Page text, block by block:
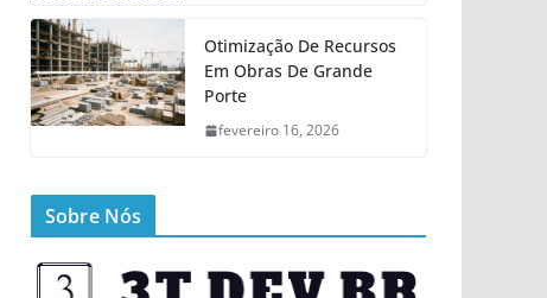
Otimização De Recursos
Em Obras De Grande
Porte
fevereiro 16, 2026
Sobre Nós